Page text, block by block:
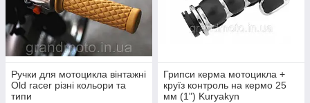
Ручки для мотоцикла вінтажні
Old racer різні кольори та
типи
Грипси керма мотоцикла +
круїз контроль на кермо 25
мм (1") Kuryakyn